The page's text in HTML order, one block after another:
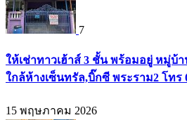
7
ให้เช่าทาวเฮ้าส์ 3 ชั้น พร้อมอยู่ หมู่บ้
ใกล้ห้างเซ็นทรัล,บิ๊กซี พระราม2 โทร
15 พฤษภาคม 2026